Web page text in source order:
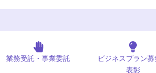
業務受託・事業委託
ビジネスプラン募
表彰